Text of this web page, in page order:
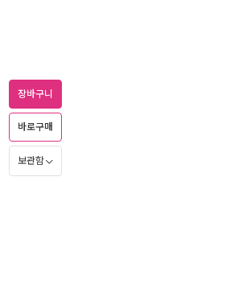
장바구니
바로구매
보관함